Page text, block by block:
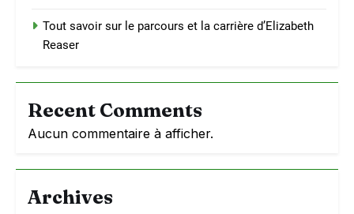
Tout savoir sur le parcours et la carrière d’Elizabeth
Reaser
Recent Comments
Aucun commentaire à afficher.
Archives